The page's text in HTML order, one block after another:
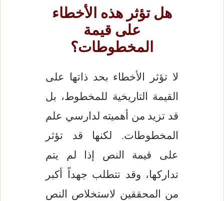
هل تؤثر هذه الأخطاء
على قيمة
المخطوطات؟
لا تؤثر الأخطاء بحد ذاتها على
القيمة التاريخية للمخطوط، بل
قد تزيد من أهميته لدارسي علم
المخطوطات. لكنها قد تؤثر
على قيمة النص إذا لم يتم
تداركها، وقد تتطلب جهداً أكبر
من المحققين لاستخلاص النص